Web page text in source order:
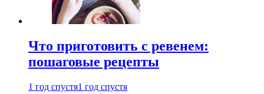
Что приготовить с ревенем:
пошаговые рецепты
1 год спустя1 год спустя